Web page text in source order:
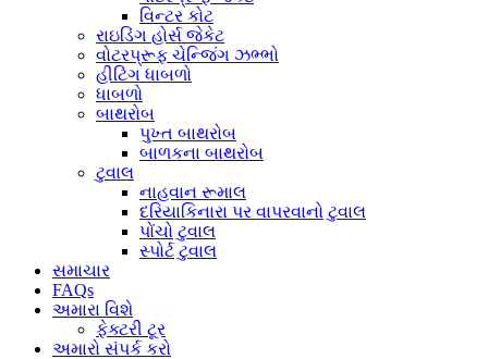
વિન્ટર કોટ
રાઇડિંગ હોર્સ જેકેટ
વોટરપ્રૂફ ચેન્જિંગ ઝભ્ભો
હીટિંગ ધાબળો
ધાબળો
બાથરોબ
પુખ્ત બાથરોબ
બાળકના બાથરોબ
ટુવાલ
નાહવાન રૂમાલ
દરિયાકિનારા પર વાપરવાનો ટુવાલ
પોંચો ટુવાલ
સ્પોર્ટ ટુવાલ
સમાચાર
FAQs
અમારા વિશે
ફેક્ટરી ટૂર
અમારો સંપર્ક કરો